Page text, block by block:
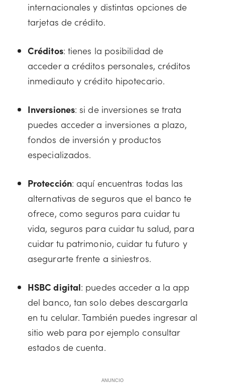
internacionales y distintas opciones de
tarjetas de crédito.
Créditos: tienes la posibilidad de
acceder a créditos personales, créditos
inmediauto y crédito hipotecario.
Inversiones: si de inversiones se trata
puedes acceder a inversiones a plazo,
fondos de inversión y productos
especializados.
Protección: aquí encuentras todas las
alternativas de seguros que el banco te
ofrece, como seguros para cuidar tu
vida, seguros para cuidar tu salud, para
cuidar tu patrimonio, cuidar tu futuro y
asegurarte frente a siniestros.
HSBC digital: puedes acceder a la app
del banco, tan solo debes descargarla
en tu celular. También puedes ingresar al
sitio web para por ejemplo consultar
estados de cuenta.
ANUNCIO